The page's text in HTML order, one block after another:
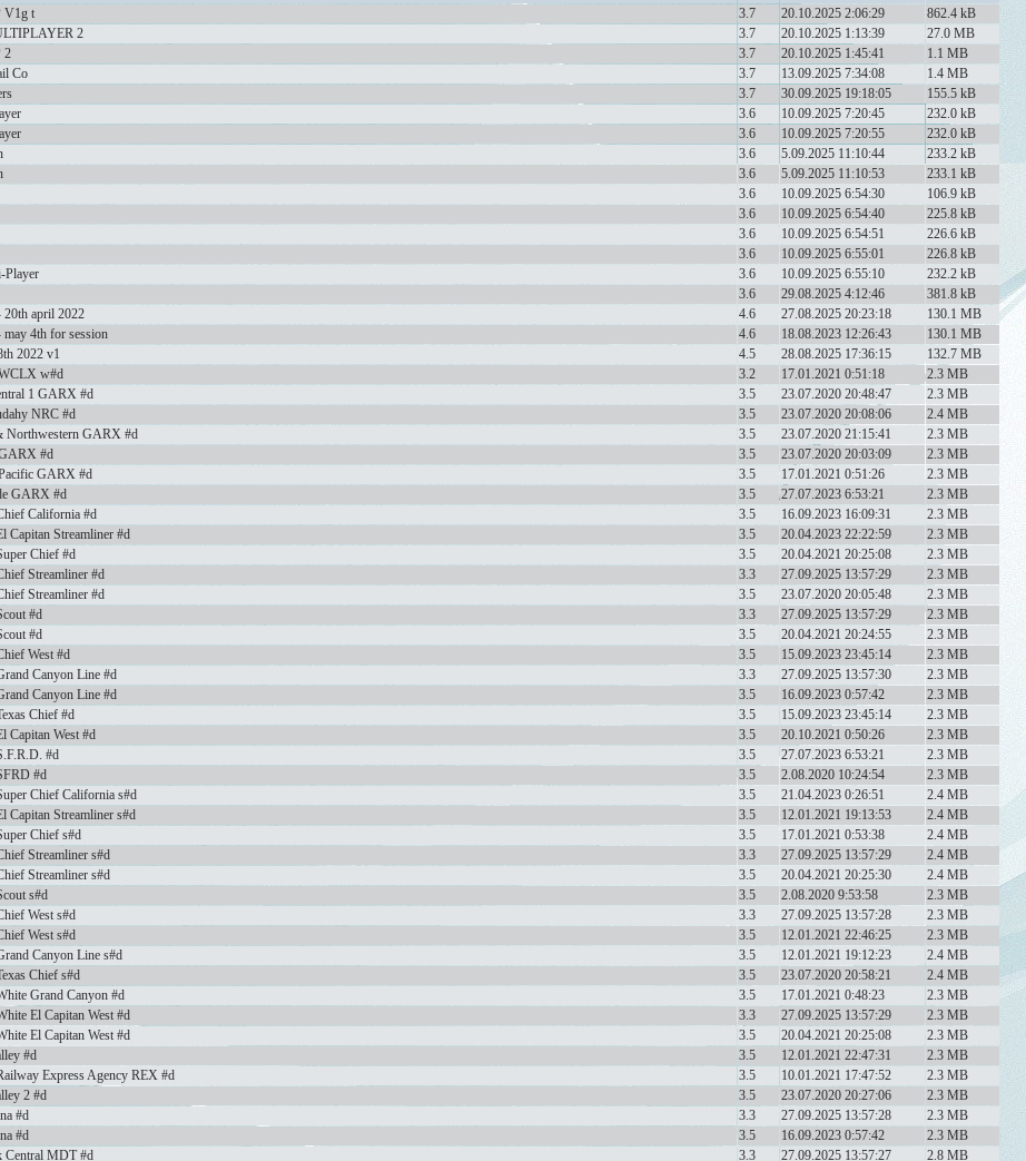
V1g t 3.7 20.10.2025 2:06:29
862.4 kB
2 3.7 20.10.2025 1:13:39
27.0 MB
2 3.7 20.10.2025 1:45:41
1.1 MB
Co 3.7 13.09.2025 7:34:08
1.4 MB
3.7 30.09.2025 19:18:05
155.5 kB
3.6 10.09.2025 7:20:45
232.0 kB
3.6 10.09.2025 7:20:55
232.0 kB
3.6 5.09.2025 11:10:44
233.2 kB
3.6 5.09.2025 11:10:53
233.1 kB
3.6 10.09.2025 6:54:30
106.9 kB
3.6 10.09.2025 6:54:40
225.8 kB
3.6 10.09.2025 6:54:51
226.6 kB
3.6 10.09.2025 6:55:01
226.8 kB
Player 3.6 10.09.2025 6:55:10
232.2 kB
3.6 29.08.2025 4:12:46
381.8 kB
20th april 2022 4.6 27.08.2025 20:23:18
130.1 MB
4th for session 4.6 18.08.2023 12:26:43
130.1 MB
2022 v1 4.5 28.08.2025 17:36:15
132.7 MB
w#d 3.2 17.01.2021 0:51:18
2.3 MB
1 GARX #d 3.5 23.07.2020 20:48:47
2.3 MB
NRC #d 3.5 23.07.2020 20:08:06
2.4 MB
Northwestern GARX #d 3.5 23.07.2020 21:15:41
2.3 MB
#d 3.5 23.07.2020 20:03:09
2.3 MB
GARX #d 3.5 17.01.2021 0:51:26
2.3 MB
GARX #d 3.5 27.07.2023 6:53:21
2.3 MB
California #d 3.5 16.09.2023 16:09:31
2.3 MB
Capitan Streamliner #d 3.5 20.04.2023 22:22:59
2.3 MB
Chief #d 3.5 20.04.2021 20:25:08
2.3 MB
Streamliner #d 3.3 27.09.2025 13:57:29
2.3 MB
Streamliner #d 3.5 23.07.2020 20:05:48
2.3 MB
#d 3.3 27.09.2025 13:57:29
2.3 MB
#d 3.5 20.04.2021 20:24:55
2.3 MB
West #d 3.5 15.09.2023 23:45:14
2.3 MB
Canyon Line #d 3.3 27.09.2025 13:57:30
2.3 MB
Canyon Line #d 3.5 16.09.2023 0:57:42
2.3 MB
Chief #d 3.5 15.09.2023 23:45:14
2.3 MB
Capitan West #d 3.5 20.10.2021 0:50:26
2.3 MB
#d 3.5 27.07.2023 6:53:21
2.3 MB
#d 3.5 2.08.2020 10:24:54
2.3 MB
Chief California s#d 3.5 21.04.2023 0:26:51
2.4 MB
Capitan Streamliner s#d 3.5 12.01.2021 19:13:53
2.4 MB
Chief s#d 3.5 17.01.2021 0:53:38
2.4 MB
Streamliner s#d 3.3 27.09.2025 13:57:29
2.4 MB
Streamliner s#d 3.5 20.04.2021 20:25:30
2.4 MB
s#d 3.5 2.08.2020 9:53:58
2.3 MB
West s#d 3.3 27.09.2025 13:57:28
2.3 MB
West s#d 3.5 12.01.2021 22:46:25
2.3 MB
Canyon Line s#d 3.5 12.01.2021 19:12:23
2.4 MB
Chief s#d 3.5 23.07.2020 20:58:21
2.4 MB
Grand Canyon #d 3.5 17.01.2021 0:48:23
2.3 MB
El Capitan West #d 3.3 27.09.2025 13:57:29
2.3 MB
El Capitan West #d 3.5 20.04.2021 20:25:08
2.3 MB
#d 3.5 12.01.2021 22:47:31
2.3 MB
Express Agency REX #d 3.5 10.01.2021 17:47:52
2.3 MB
2 #d 3.5 23.07.2020 20:27:06
2.3 MB
#d 3.3 27.09.2025 13:57:28
2.3 MB
#d 3.5 16.09.2023 0:57:42
2.3 MB
Central MDT #d 3.3 27.09.2025 13:57:27
2.8 MB